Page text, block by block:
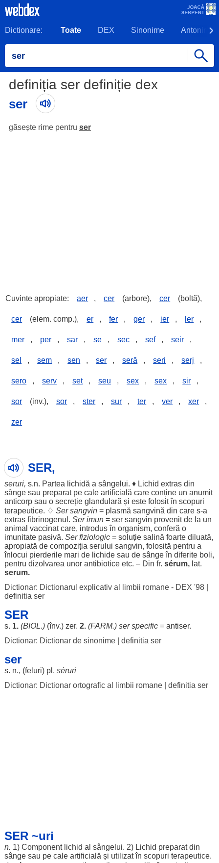
Dictionare: Toate DEX Sinonime Antonime
definiția ser definiție dex
ser
găsește rime pentru ser
Cuvinte apropiate: aer , cer (arbore), cer (boltă),
cer (elem. comp.), er , fer , ger , ier , ler ,
mer , per , sar , se , sec , sef , seir ,
sel , sem , sen , ser , seră , seri , serj ,
sero , serv , set , seu , sex , sex , sir ,
sor (inv.), sor , ster , sur , ter , ver , xer ,
zer
SER,
seruri, s.n. Partea lichidă a sângelui. ♦ Lichid extrasdin
sângesau preparatpe cale artificială care conțineun anumit
anticorpsau o secreție glandulară și este folositîn scopuri
terapeutice. ♢ Sersangvin= plasmă sangvină din care s-a
extras fibrinogenul . Serimun= ser sangvin provenitde la un
animal vaccinatcare, introdusîn organism, conferă o
imunitate pasivă. Serfiziologic= soluție salină foarte diluată,
apropiată de compoziția serului sangvin, folosită pentru a
înlocui pierderile mari de lichidesau de sângeîn diferite boli,
pentru dizolvarea unor antibioticeetc. – Din fr. sérum, lat.
serum.
Dictionar: Dictionarul explicativ al limbii romane - DEX '98|
definitia ser
SER
s. 1. (BIOL.)(înv.) zer. 2. (FARM.) serspecific= antiser.
Dictionar: Dictionar de sinonime| definitia ser
ser
s. n., (feluri) pl. séruri
Dictionar: Dictionar ortografic al limbii romane| definitia ser
SER ~uri
n. 1) Component lichid al sângelui. 2) Lichid preparatdin
sângesau pe cale artificială și utilizatîn scopuri terapeutice.